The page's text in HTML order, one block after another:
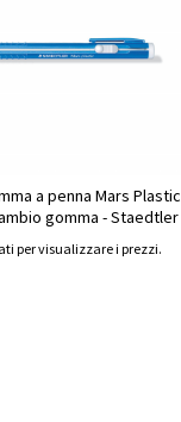
a penna Mars Plastic
gomma - Staedtler
per visualizzare i prezzi.